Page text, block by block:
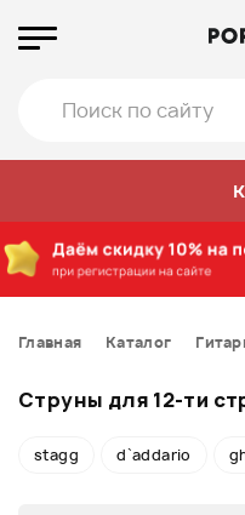
Главная Каталог
Струны для 12-ти
stagg d`addario